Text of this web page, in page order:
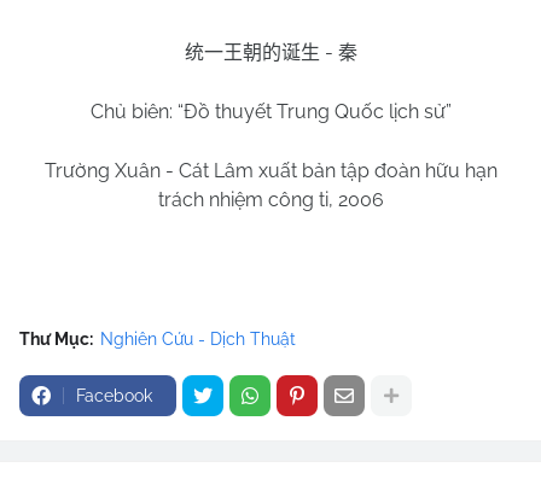
统一王朝的诞生 - 秦
Chủ biên: “Đồ thuyết Trung Quốc lịch sử”
Trường Xuân - Cát Lâm xuất bản tập đoàn hữu hạn
trách nhiệm công ti, 2006
Thư Mục: Nghiên Cứu - Dịch Thuật
Facebook